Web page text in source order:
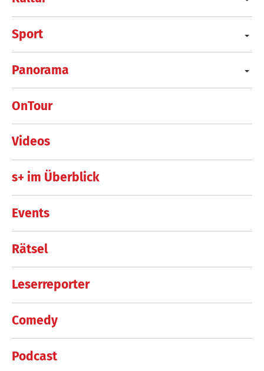
Sport
Panorama
OnTour
Videos
s+ im Überblick
Events
Rätsel
Leserreporter
Comedy
Podcast